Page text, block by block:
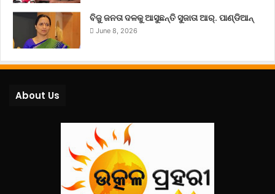
ବିଜୁ ଜନତା ଦଳକୁ ଆସୁଛନ୍ତି ସୁଜାତା ଆର୍‌. ପାଣ୍ଡିଆନ୍
June 8, 2026
About Us